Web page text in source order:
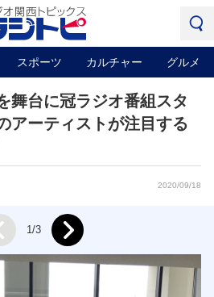
スポーツ カルチャー グルメ
舞台に冠ラジオ番組スタ
アーティストが注目する
2020/09/18
1/3 Next